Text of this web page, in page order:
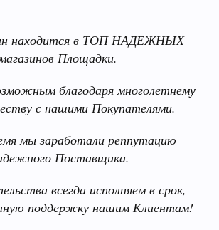
находится в ТОП НАДЕЖНЫХ
Площадки.
благодаря многолетнему
с нашими Покупателями.
мы заработали реппутацию
Поставщика.
всегда исполняем в срок,
поддержку нашим Клиентам!